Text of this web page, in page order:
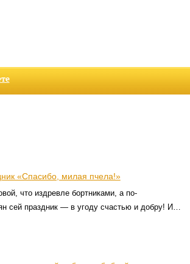
«Спасибо, милая пчела!»
что издревле бортниками, а по-
сей праздник — в угоду счастью и добру! И…